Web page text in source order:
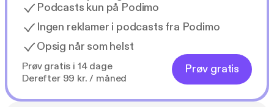
Podcasts kun på Podimo
Ingen reklamer i podcasts fra Podimo
Opsig når som helst
Prøv gratis i 14 dage
Derefter 99 kr. / måned
Prøv gratis